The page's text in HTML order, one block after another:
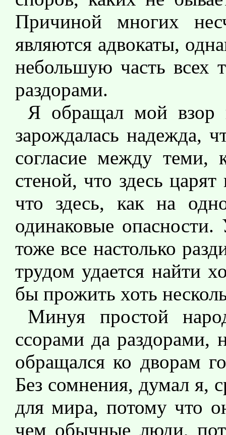
Причиной многих
являются адвокаты,
небольшую часть всех
раздорами.
Я обращал мой взор
зарождалась надежда,
согласие между теми,
стеной, что здесь
что здесь, как на
одинаковые
тоже все настолько
трудом удается найти
бы прожить хоть
Минуя простой
ссорами да
обращался ко дворам
Без сомнения, думал я,
для мира, потому что
чем обычные люди,